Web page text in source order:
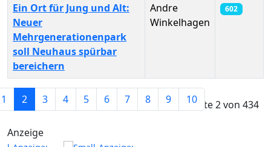
Beiträge
Ein Ort für Jung und Alt:
Neuer
Mehrgenerationenpark
soll Neuhaus spürbar
bereichern
Andre
Winkelhagen
602
Seite 2 von 434
1 2 3 4 5 6 7 8 9 10
Anzeige